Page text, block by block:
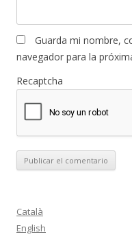
Guarda mi nombre,
navegador para la
Recaptcha
Català
English